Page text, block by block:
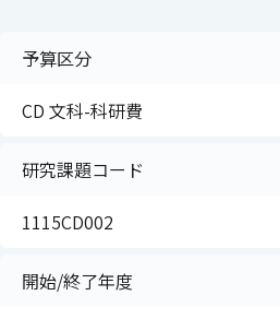
予算区分
CD 文科-科研費
研究課題コード
1115CD002
開始/終了年度